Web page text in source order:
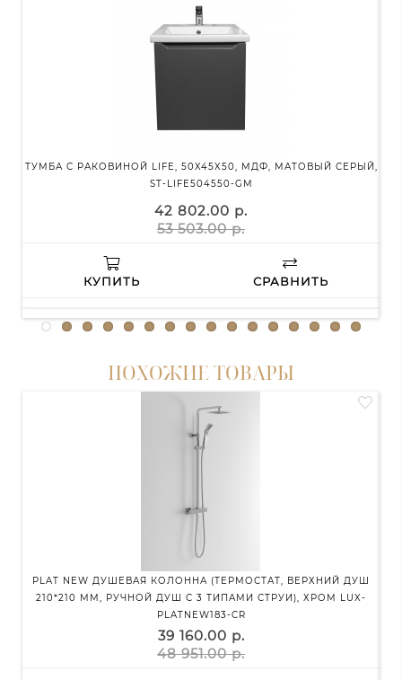
ТУМБА С РАКОВИНОЙ LIFE, 50X45X50, МДФ, МАТОВЫЙ СЕРЫЙ,
ST-LIFE504550-GM
42 802.00 р.
53 503.00 р.
КУПИТЬ СРАВНИТЬ
ПОХОЖИЕ ТОВАРЫ
PLAT NEW ДУШЕВАЯ КОЛОННА (ТЕРМОСТАТ, ВЕРХНИЙ ДУШ
210*210 ММ, РУЧНОЙ ДУШ С 3 ТИПАМИ СТРУИ), ХРОМ LUX-
PLATNEW183-CR
39 160.00 р.
48 951.00 р.